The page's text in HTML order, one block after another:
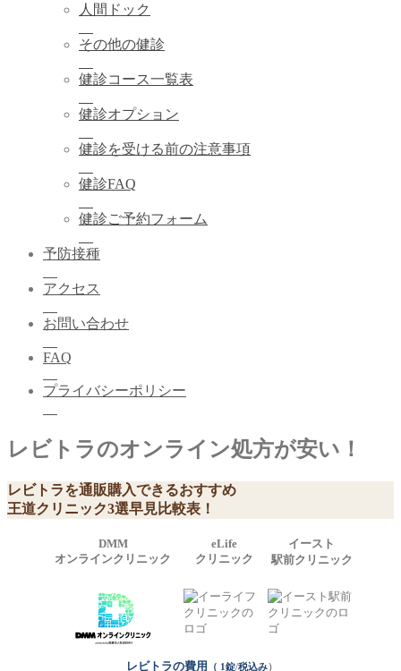
人間ドック
その他の健診
健診コース一覧表
健診オプション
健診を受ける前の注意事項
健診FAQ
健診ご予約フォーム
予防接種
アクセス
お問い合わせ
FAQ
プライバシーポリシー
レビトラのオンライン処方が安い！
レビトラを通販購入できるおすすめ
王道クリニック3選早見比較表！
DMM
オンラインクリニック
eLife
クリニック
イースト
駅前クリニック
レビトラの費用 （ 1錠/税込み）